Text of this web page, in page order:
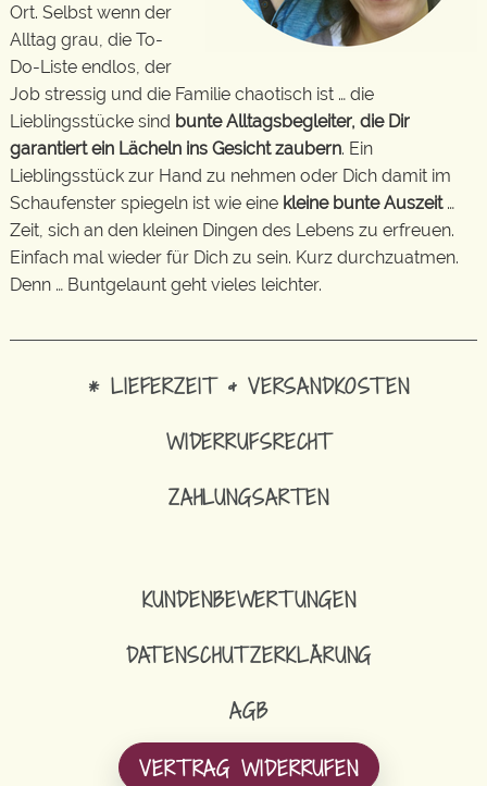
Ort. Selbst wenn der
Alltag grau, die To-
Do-Liste endlos, der
Job stressig und die Familie chaotisch ist … die
Lieblingsstücke sind bunte Alltagsbegleiter, die Dir
garantiert ein Lächeln ins Gesicht zaubern. Ein
Lieblingsstück zur Hand zu nehmen oder Dich damit im
Schaufenster spiegeln ist wie eine kleine bunte Auszeit…
Zeit, sich an den kleinen Dingen des Lebens zu erfreuen.
Einfach mal wieder für Dich zu sein. Kurz durchzuatmen.
Denn … Buntgelaunt geht vieles leichter.
* LIEFERZEIT & VERSANDKOSTEN
WIDERRUFSRECHT
ZAHLUNGSARTEN
KUNDENBEWERTUNGEN
DATENSCHUTZERKLÄRUNG
AGB
VERTRAG WIDERRUFEN